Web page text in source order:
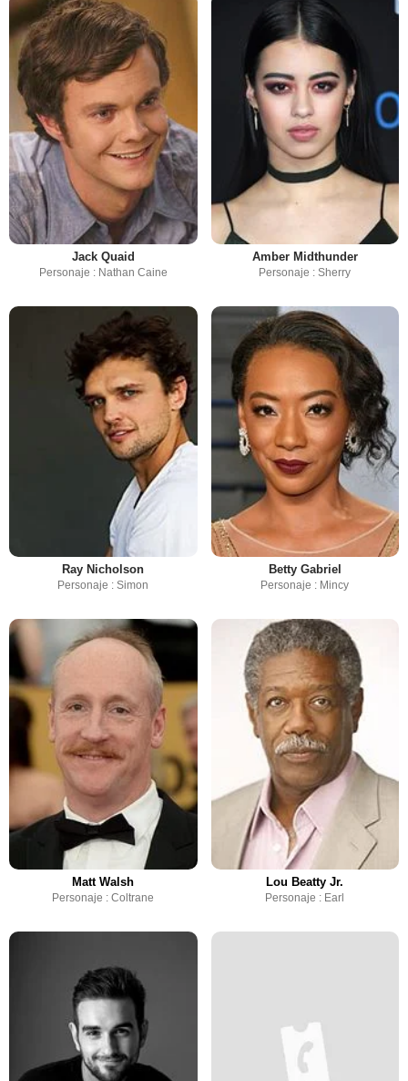
Jack Quaid
Personaje : Nathan Caine
Amber Midthunder
Personaje : Sherry
Ray Nicholson
Personaje : Simon
Betty Gabriel
Personaje : Mincy
Matt Walsh
Personaje : Coltrane
Lou Beatty Jr.
Personaje : Earl